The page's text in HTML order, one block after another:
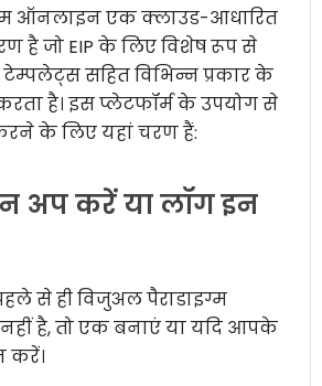
ऑनलाइन एक क्लाउड-आधारित
है जो EIP के लिए विशेष रूप से
सहित विभिन्न प्रकार के
है। इस प्लेटफॉर्म के उपयोग से
के लिए यहां चरण हैं:
अप करें या लॉग इन
से ही विजुअल पैराडाइग्म
है, तो एक बनाएं या यदि आपके
करें।